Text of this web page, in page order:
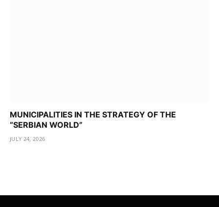
MUNICIPALITIES IN THE STRATEGY OF THE
“SERBIAN WORLD”
JULY 24, 2026